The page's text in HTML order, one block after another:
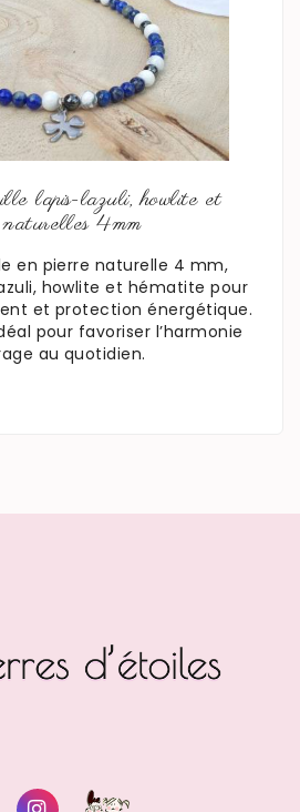
lapis-lazuli, howlite et
4mm
en pierre naturelle 4 mm,
howlite et hématite pour
et protection énergétique.
pour favoriser l’harmonie
au quotidien.
savoir plus